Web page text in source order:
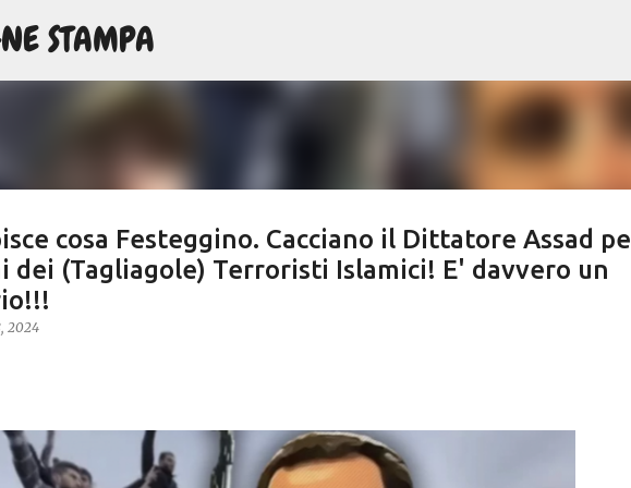
STAMPA
cosa Festeggino. Cacciano il Dittatore Assad
dei (Tagliagole) Terroristi Islamici! E' davvero un
2024